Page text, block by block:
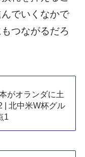
でいくなかで
つながるだろ
がオランダに土
| 北中米W杯グル
1